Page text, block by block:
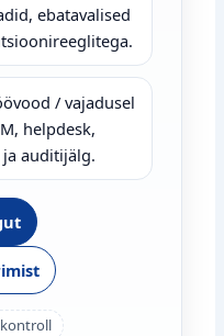
ebatavalised
/ vajadusel
helpdesk,
auditijälg.